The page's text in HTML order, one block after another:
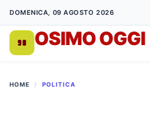
DOMENICA, 09 AGOSTO 2026
OSIMO OGGI
HOME / POLITICA